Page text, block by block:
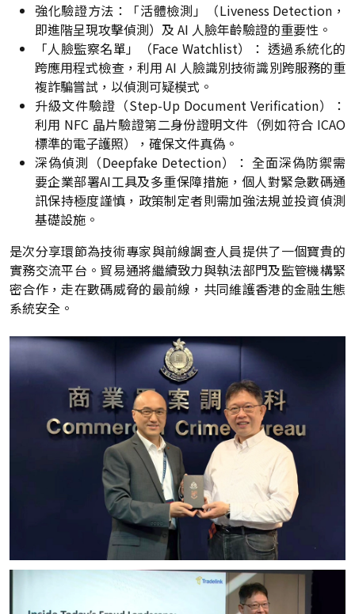
強化驗證方法：「活體檢測」（Liveness Detection，
即進階呈現攻擊偵測）及 AI 人臉年齡驗證的重要性。
「人臉監察名單」（Face Watchlist）： 透過系統化的
跨應用程式檢查，利用 AI 人臉識別技術識別跨服務的重
複詐騙嘗試，以偵測可疑模式。
升級文件驗證（Step-Up Document Verification）：
利用 NFC 晶片驗證第二身份證明文件（例如符合 ICAO
標準的電子護照），確保文件真偽。
深偽偵測（Deepfake Detection）： 全面深偽防禦需
要企業部署AI工具及多重保障措施，個人對緊急數碼通
訊保持極度謹慎，政策制定者則需加強法規並投資偵測
基礎設施。
是次分享環節為技術專家與前線調查人員提供了一個寶貴的
實務交流平台。貿易通將繼續致力與執法部門及監管機構緊
密合作，走在數碼威脅的最前線，共同維護香港的金融生態
系統安全。